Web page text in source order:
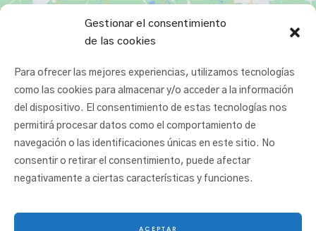
Gestionar el consentimiento
de las cookies
Para ofrecer las mejores experiencias, utilizamos tecnologías
como las cookies para almacenar y/o acceder a la información
del dispositivo. El consentimiento de estas tecnologías nos
permitirá procesar datos como el comportamiento de
navegación o las identificaciones únicas en este sitio. No
consentir o retirar el consentimiento, puede afectar
negativamente a ciertas características y funciones.
ACEPTAR